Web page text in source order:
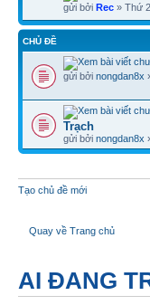
gửi bởi Rec » Thứ
CHỦ ĐỀ
gửi bởi nongdan8x
Trạch
gửi bởi nongdan8x
Tạo chủ đề mới
Quay về Trang chủ
AI ĐANG